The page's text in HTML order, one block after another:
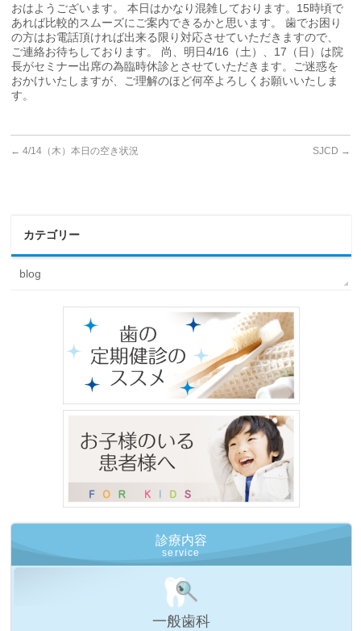
おはようございます。 本日はかなり混雑しております。15時頃で
あれば比較的スムーズにご案内できるかと思います。 歯でお困り
の方はお電話頂ければ出来る限り対応させていただきますので、
ご連絡お待ちしております。 尚、明日4/16（土）、17（日）は院
長がセミナー出席の為臨時休診とさせていただきます。ご迷惑を
おかけいたしますが、ご理解のほど何卒よろしくお願いいたしま
す。
← 4/14（木）本日の空き状況 SJCD →
カテゴリー
blog
診療内容
service
一般歯科